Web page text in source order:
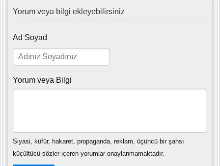
Yorum veya bilgi ekleyebilirsiniz
Ad Soyad
Yorum veya Bilgi
Siyasi, küfür, hakaret, propaganda, reklam, üçüncü bir şahsı
küçültücü sözler içeren yorumlar onaylanmamaktadır.